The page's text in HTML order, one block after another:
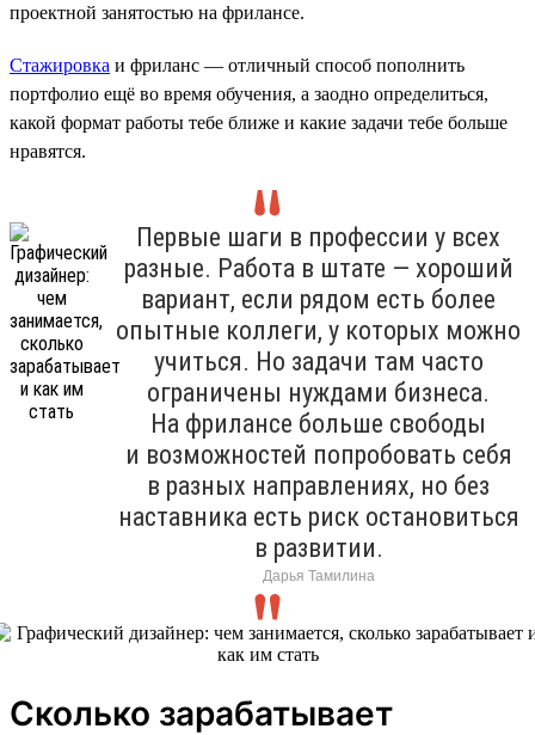
проектной занятостью на фрилансе.
Стажировка и фриланс — отличный способ пополнить
портфолио ещё во время обучения, а заодно определиться,
какой формат работы тебе ближе и какие задачи тебе больше
нравятся.
Первые шаги в профессии у всех
разные. Работа в штате — хороший
вариант, если рядом есть более
опытные коллеги, у которых можно
учиться. Но задачи там часто
ограничены нуждами бизнеса.
На фрилансе больше свободы
и возможностей попробовать себя
в разных направлениях, но без
наставника есть риск остановиться
в развитии.
Дарья Тамилина
Сколько зарабатывает